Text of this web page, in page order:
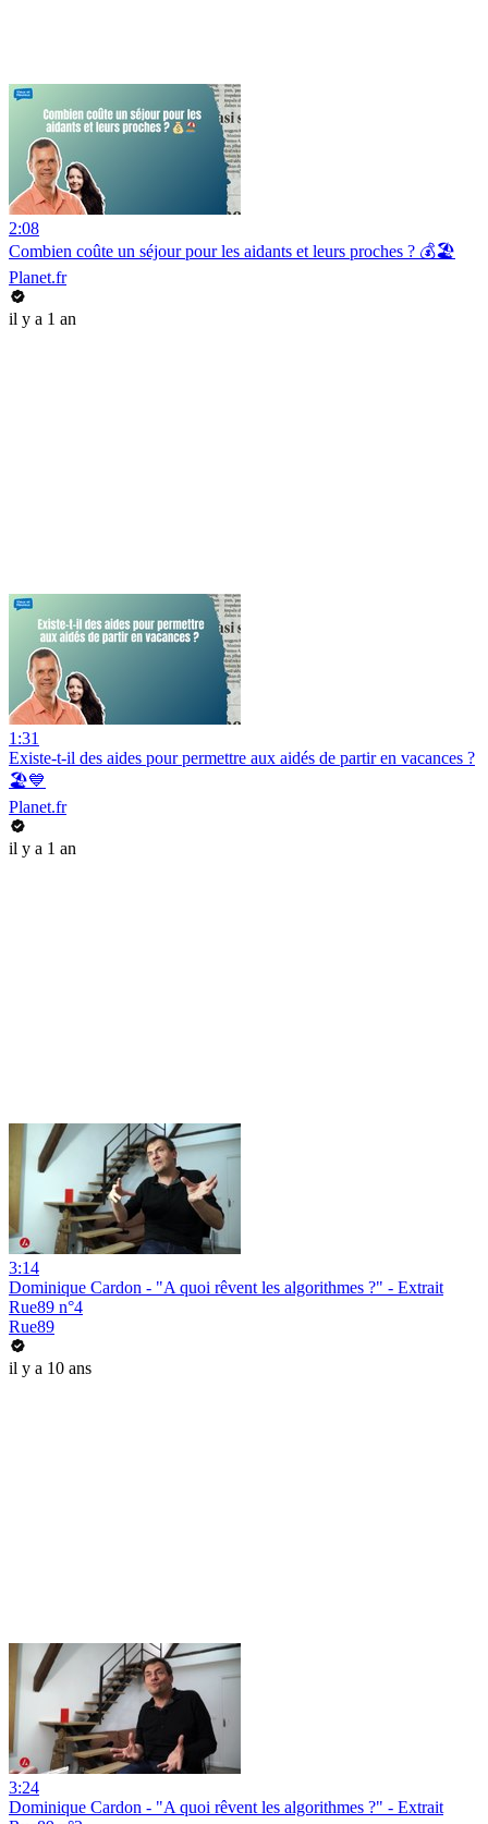
2:08
Combien coûte un séjour pour les aidants et leurs proches ? 💰🏖️
Planet.fr
il y a 1 an
1:31
Existe-t-il des aides pour permettre aux aidés de partir en vacances ?
🏖️💙
Planet.fr
il y a 1 an
3:14
Dominique Cardon - "A quoi rêvent les algorithmes ?" - Extrait
Rue89 n°4
Rue89
il y a 10 ans
3:24
Dominique Cardon - "A quoi rêvent les algorithmes ?" - Extrait